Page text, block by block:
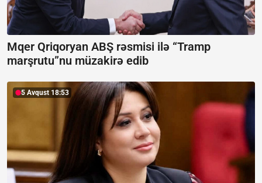
Mqer Qriqoryan ABŞ rəsmisi ilə “Tramp
marşrutu”nu müzakirə edib
5 Avqust 18:53